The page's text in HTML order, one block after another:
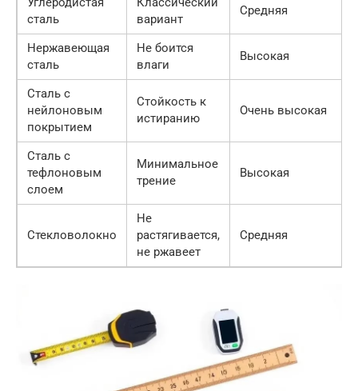
сталь
вариант
Средняя
Нержавеющая
сталь
Не боится
влаги
Высокая
Сталь с
нейлоновым
покрытием
Стойкость к
истиранию
Очень высокая
Сталь с
тефлоновым
слоем
Минимальное
трение
Высокая
Стекловолокно
Не
растягивается,
не ржавеет
Средняя